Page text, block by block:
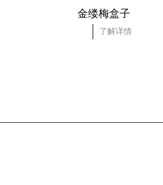
金缕梅盒子
了解详情